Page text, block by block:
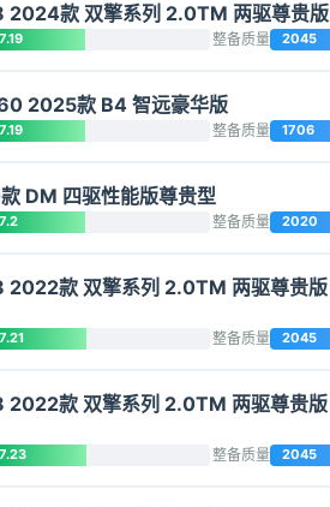
2024款 双擎系列 2.0TM 两驱尊贵版
7.19 整备质量 2045
2025款 B4 智远豪华版
7.19 整备质量 1706
DM 四驱性能版尊贵型
7.2 整备质量 2020
2022款 双擎系列 2.0TM 两驱尊贵
7.21 整备质量 2045
2022款 双擎系列 2.0TM 两驱尊贵
7.23 整备质量 2045